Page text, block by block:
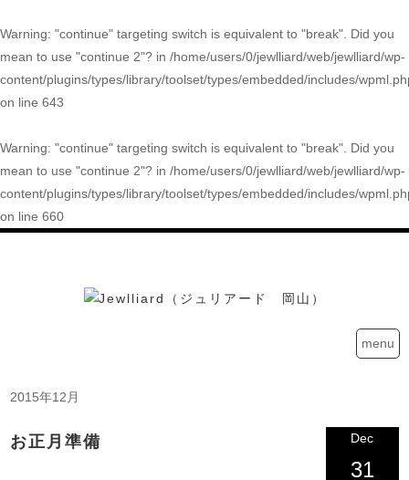
Warning: "continue" targeting switch is equivalent to "break". Did you
mean to use "continue 2"? in /home/users/0/jewlliard/web/jewlliard/wp-
content/plugins/types/library/toolset/types/embedded/includes/
on line 643
Warning: "continue" targeting switch is equivalent to "break". Did you
mean to use "continue 2"? in /home/users/0/jewlliard/web/jewlliard/wp-
content/plugins/types/library/toolset/types/embedded/includes/
on line 660
menu
2015年12月
Dec
31
お正月準備